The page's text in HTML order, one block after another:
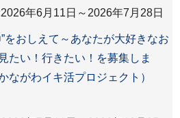
年6月11日～2026年7月28日
をおしえて～あなたが大好きなお
たい！行きたい！を募集しま
ながわイキ活プロジェクト）